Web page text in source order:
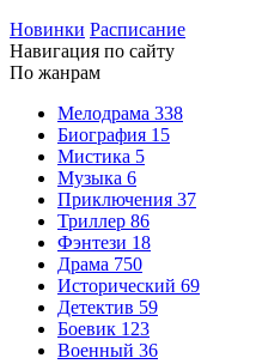
Новинки Расписание
Навигация по сайту
По жанрам
Мелодрама 338
Биография 15
Мистика 5
Музыка 6
Приключения 37
Триллер 86
Фэнтези 18
Драма 750
Исторический 69
Детектив 59
Боевик 123
Военный 36